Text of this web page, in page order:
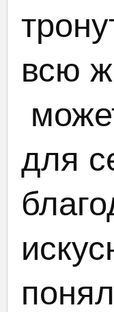
всю
для